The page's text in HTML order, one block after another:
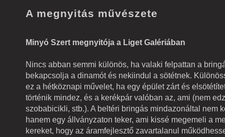
A megnyitás művészete
Minyó Szert megnyitója a Liget Galériában
Nincs abban semmi különös, ha valaki felpattan a
bekapcsolja a dinamót és nekiindul a sötétnek.
ez a hétköznapi művelet, ha egy épület zárt és
történik mindez, és a kerékpár valóban az, ami (nem
szobabicikli, stb.). A beltéri bringás mindazonáltal nem
hanem egy állványzaton teker, ami kissé megemeli a
kereket, hogy az áramfejlesztő zavartalanul